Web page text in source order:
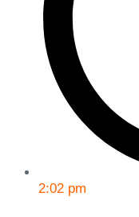
2:02 pm